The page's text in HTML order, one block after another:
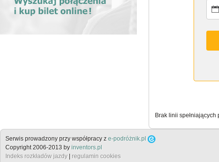
Brak linii spełniających
Serwis prowadzony przy współpracy z e-podróżnik.pl
Copyright 2006-2013 by inventors.pl
Indeks rozkładów jazdy
regulamin cookies